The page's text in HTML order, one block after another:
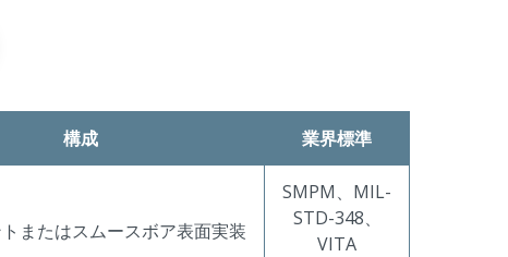
構成 業界標準
またはスムースボア表面実装
SMPM、MIL-
STD-348、
VITA